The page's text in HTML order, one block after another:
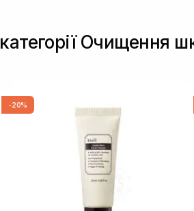
Очищення
-20%